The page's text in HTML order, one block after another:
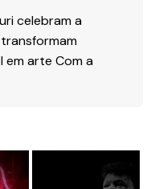
celebram a
arte Com a